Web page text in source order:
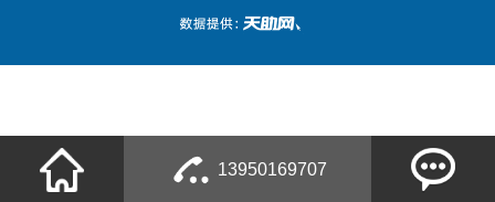
13950169707